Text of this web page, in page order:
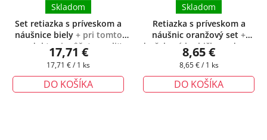
Set retiazka s príveskom a
náušnice biely + pri tomto
produkte si môžete zvoliť
dĺžku retiazky podľa Vášich
potrieb
Skladom
17,71 €
Jednotková
17,71 € / 1 ks
DO KOŠÍKA
Retiazka s príveskom a
náušnic oranžový set +
darčeková krabička zadarmo
Skladom
8,65 €
Jednotková
8,65 € / 1 ks
DO KOŠÍKA